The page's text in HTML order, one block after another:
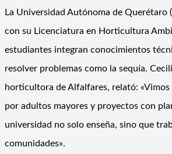
La Universidad Autónoma de Querétaro
con su Licenciatura en Horticultura
estudiantes integran conocimientos
resolver problemas como la sequía.
horticultora de Alfalfares, relató: «Vimos
por adultos mayores y proyectos con
universidad no solo enseña, sino que
comunidades».